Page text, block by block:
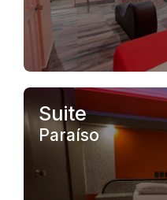
Suite
Paraíso